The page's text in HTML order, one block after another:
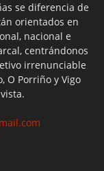
se diferencia de
orientados en
nacional e
centrándonos
irrenunciable
O Porriño y Vigo